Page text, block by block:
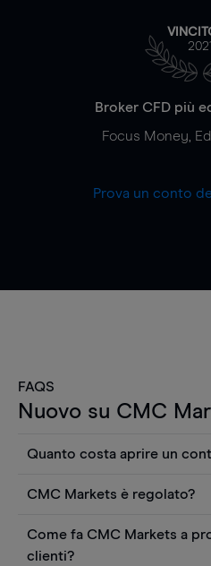
2021
Broker CFD più
Focus Money,
Prova un conto
FAQS
Nuovo su CMC
Quanto costa aprire un
Puoi anche visualizzare
utilizzare strumenti come
o rapporti quantitativi sui
CMC Markets è regolato?
regolamentato dall'Autorità
Come fa CMC Markets a
clienti?